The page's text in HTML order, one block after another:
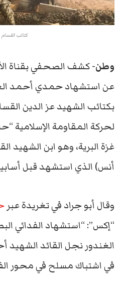
كتائب القسام
وطن-كشف الصحفي بقناة
عن استشهاد حمدي أحمد
بكتائب الشهيد عز الدين
لحركة المقاومة الإسلامية
غزة البرية، وهو ابن الشهيد
أنس) الذي استشهد قبل
وقال أبو جراد في تغريدة عبر
“إكس”: “استشهاد الفدائي
الغندور نجل القائد الشهيد
في اشتباك مسلح في محور